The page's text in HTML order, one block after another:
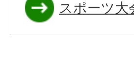
スポーツ大